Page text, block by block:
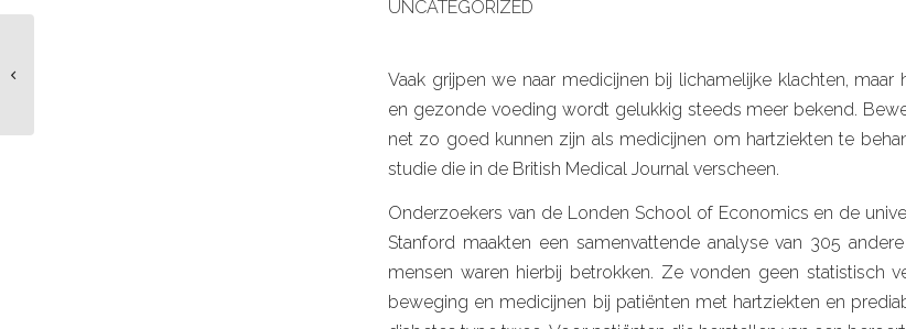
UNCATEGORIZED
Vaak grijpen we naar medicijnen bij lichamelijke klachten,
en gezonde voeding wordt gelukkig steeds meer bekend.
net zo goed kunnen zijn als medicijnen om hartziekten te
studie die in de British Medical Journal verscheen.
Onderzoekers van de Londen School of Economics en de
Stanford maakten een samenvattende analyse van 305
mensen waren hierbij betrokken. Ze vonden geen statistisch
beweging en medicijnen bij patiënten met hartziekten en